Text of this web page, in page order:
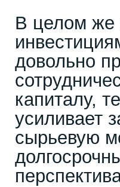
В целом же
довольно
капиталу,
усиливает
сырьевую